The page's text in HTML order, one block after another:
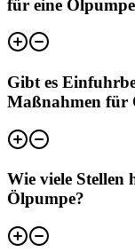
für eine
Gibt es
Maßnahmen für
Wie viele
Ölpumpe?